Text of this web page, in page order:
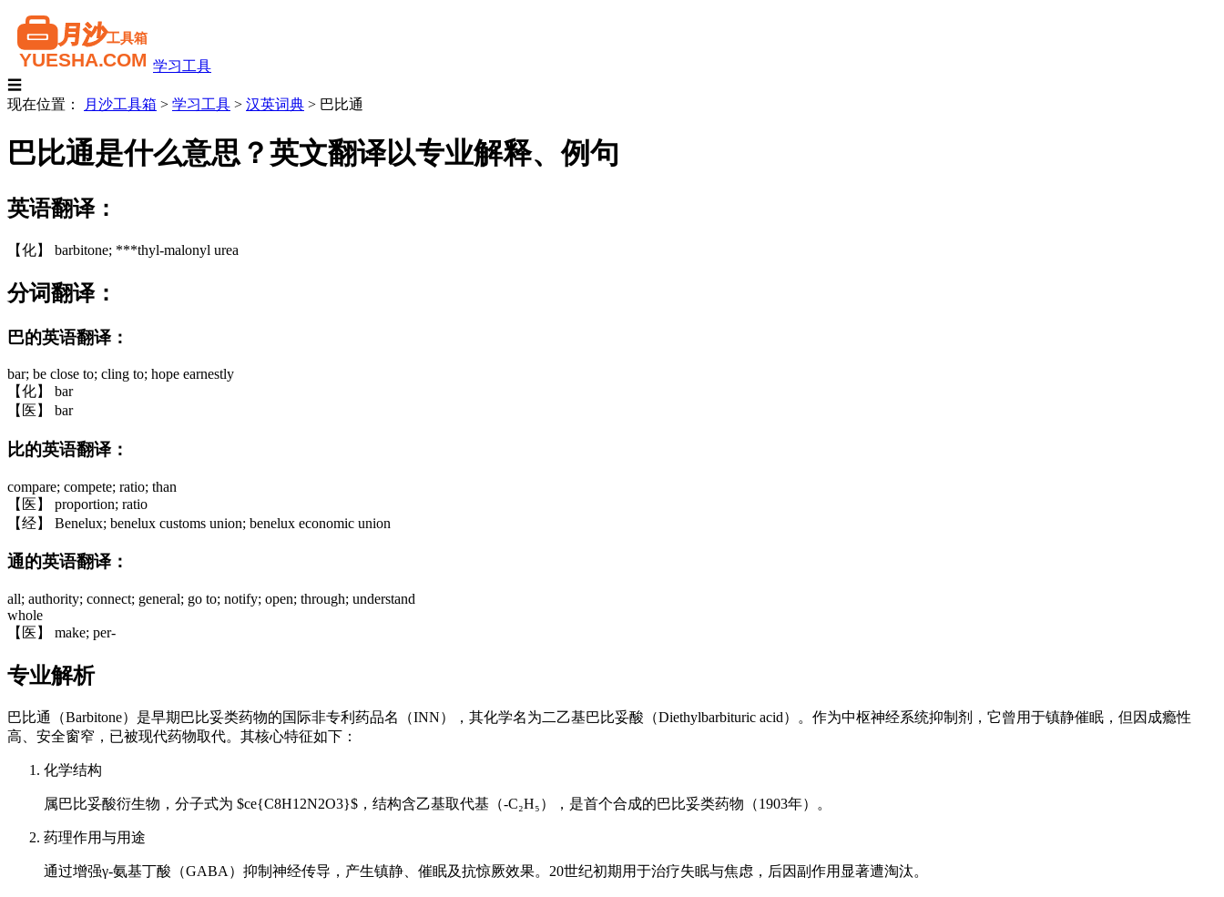
学习工具
☰
现在位置：
月沙工具箱 > 学习工具 > 汉英词典 > 巴比通
巴比通是什么意思？英文翻译以专业解释、例句
英语翻译：
【化】 barbitone; ***thyl-malonyl urea
分词翻译：
巴的英语翻译：
bar; be close to; cling to; hope earnestly
【化】 bar
【医】 bar
比的英语翻译：
compare; compete; ratio; than
【医】 proportion; ratio
【经】 Benelux; benelux customs union; benelux economic union
通的英语翻译：
all; authority; connect; general; go to; notify; open; through; understand
whole
【医】 make; per-
专业解析
巴比通（Barbitone）是早期巴比妥类药物的国际非专利药品名（INN），其化学名为二乙基巴比妥酸（Diethylbarbituric acid）。作为中枢神经系统抑制剂，它曾用于镇静催眠，但因成瘾性
高、安全窗窄，已被现代药物取代。其核心特征如下：
化学结构
属巴比妥酸衍生物，分子式为 $ce{C8H12N2O3}$，结构含乙基取代基（-C₂H₅），是首个合成的巴比妥类药物（1903年）。
药理作用与用途
通过增强γ-氨基丁酸（GABA）抑制神经传导，产生镇静、催眠及抗惊厥效果。20世纪初期用于治疗失眠与焦虑，后因副作用显著遭淘汰。